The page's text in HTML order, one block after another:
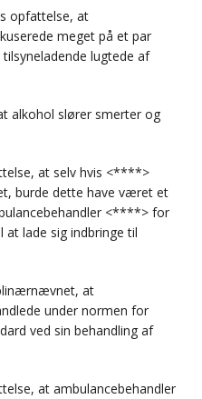
opfattelse, at
meget på et par
lugtede af
alkohol slører smerter og
at selv hvis <****>
burde dette have været et
<****> for
lade sig indbringe til
at
under normen for
ved sin behandling af
at ambulancebehandler